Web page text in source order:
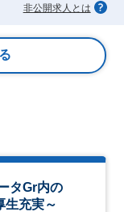
非公開求人とは
タGr内の
生充実～